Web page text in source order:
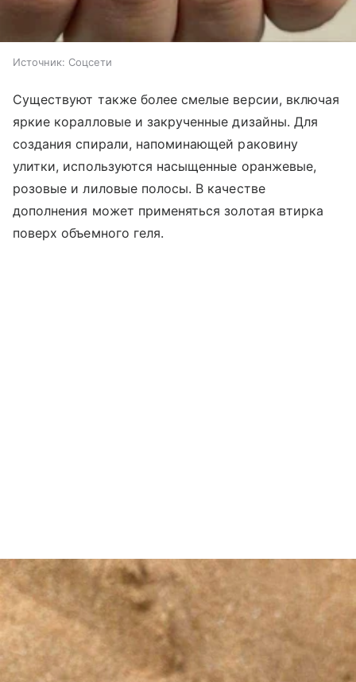
Источник: Соцсети
Существуют также более смелые версии, включая
яркие коралловые и закрученные дизайны. Для
создания спирали, напоминающей раковину
улитки, используются насыщенные оранжевые,
розовые и лиловые полосы. В качестве
дополнения может применяться золотая втирка
поверх объемного геля.